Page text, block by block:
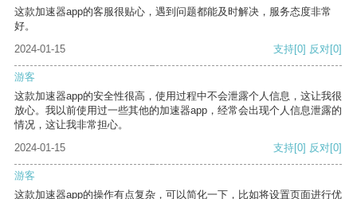
这款加速器app的客服很贴心，遇到问题都能及时解决，服务态度非常
好。
2024-01-15
支持[0] 反对[0]
游客
这款加速器app的安全性很高，使用过程中不会泄露个人信息，这让我很
放心。我以前使用过一些其他的加速器app，经常会出现个人信息泄露的
情况，这让我非常担心。
2024-01-15
支持[0] 反对[0]
游客
这款加速器app的操作有点复杂，可以简化一下，比如将设置页面进行优